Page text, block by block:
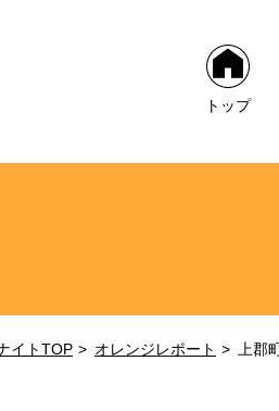
トップ
イトTOP オレンジレポート 上